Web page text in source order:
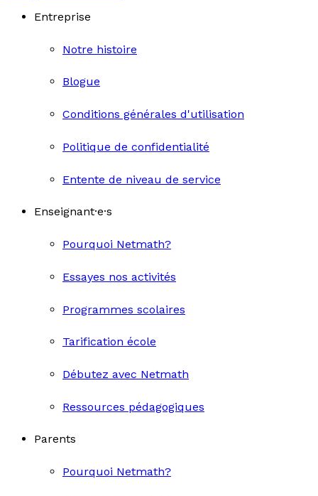
Entreprise
Notre histoire
Blogue
Conditions générales d'utilisation
Politique de confidentialité
Entente de niveau de service
Enseignant·e·s
Pourquoi Netmath?
Essayes nos activités
Programmes scolaires
Tarification école
Débutez avec Netmath
Ressources pédagogiques
Parents
Pourquoi Netmath?